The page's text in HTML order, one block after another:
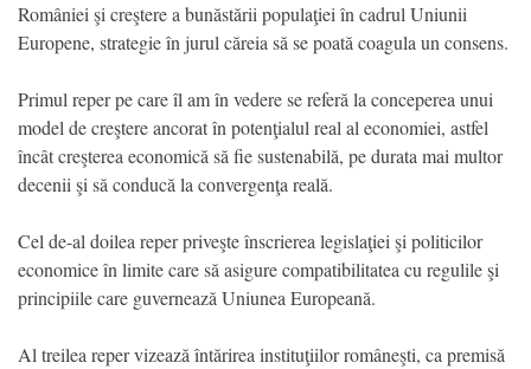
României şi creştere a bunăstării populaţiei în cadrul Uniunii
Europene, strategie în jurul căreia să se poată coagula un consens.
Primul reper pe care îl am în vedere se referă la conceperea unui
model de creştere ancorat în potenţialul real al economiei, astfel
încât creşterea economică să fie sustenabilă, pe durata mai multor
decenii şi să conducă la convergenţa reală.
Cel de-al doilea reper priveşte înscrierea legislaţiei şi politicilor
economice în limite care să asigure compatibilitatea cu regulile şi
principiile care guvernează Uniunea Europeană.
Al treilea reper vizează întărirea instituţiilor româneşti, ca premisă